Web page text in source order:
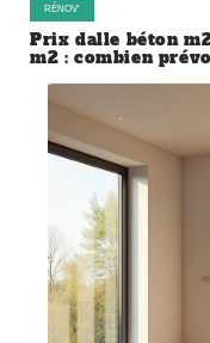
RÉNOV’
Prix dalle béton
m2 : combien